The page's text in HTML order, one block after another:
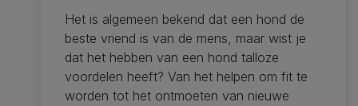
Het is algemeen bekend dat een hond de
beste vriend is van de mens, maar wist je
dat het hebben van een hond talloze
voordelen heeft? Van het helpen om fit te
worden tot het ontmoeten van nieuwe